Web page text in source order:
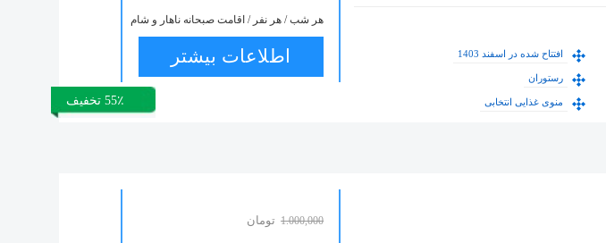
افتتاح شده در اسفند 1403
رستوران
منوی غذایی انتخابی
هر شب / هر نفر / اقامت صبحانه ناهار و شام
اطلاعات بیشتر
55٪ تخفیف
1.000,000 تومان